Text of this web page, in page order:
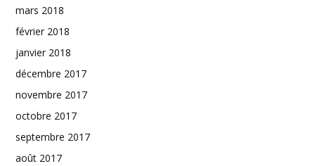
mars 2018
février 2018
janvier 2018
décembre 2017
novembre 2017
octobre 2017
septembre 2017
août 2017